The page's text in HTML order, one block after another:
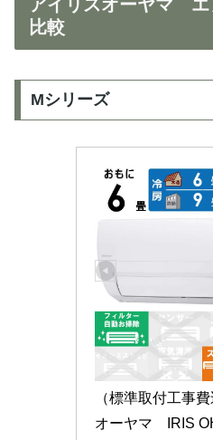
アイリスオーヤマ エ
比較
Mシリーズ
（標準取付工事
オーヤマ　IRIS